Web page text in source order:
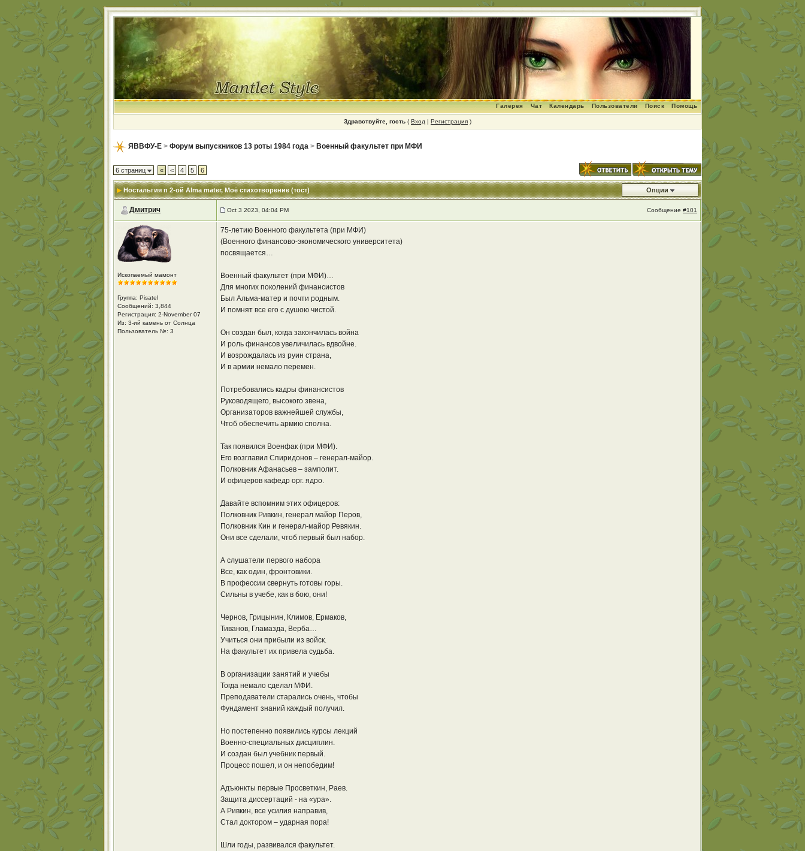
Помощь
Поиск
Пользователи
Календарь
Чат
Галерея
Здравствуйте, гость ( Вход | Регистрация )
ЯВВФУ-Е > Форум выпускников 13 роты 1984 года > Военный факультет при МФИ
6 страниц « < 4 5 6
Ностальгия п 2-ой Alma mater, Моё стихотворение (тост) Опции
Дмитрич Oct 3 2023, 04:04 PM Сообщение #101
Ископаемый мамонт
Группа: Pisatel
Сообщений: 3,844
Регистрация: 2-November 07
Из: 3-ий камень от Солнца
Пользователь №: 3
75-летию Военного факультета (при МФИ)
(Военного финансово-экономического университета)
посвящается…
Военный факультет (при МФИ)…
Для многих поколений финансистов
Был Альма-матер и почти родным.
И помнят все его с душою чистой.
Он создан был, когда закончилась война
И роль финансов увеличилась вдвойне.
И возрождалась из руин страна,
И в армии немало перемен.
Потребовались кадры финансистов
Руководящего, высокого звена,
Организаторов важнейшей службы,
Чтоб обеспечить армию сполна.
Так появился Военфак (при МФИ).
Его возглавил Спиридонов – генерал-майор.
Полковник Афанасьев – замполит.
И офицеров кафедр орг. ядро.
Давайте вспомним этих офицеров:
Полковник Ривкин, генерал майор Перов,
Полковник Кин и генерал-майор Ревякин.
Они все сделали, чтоб первый был набор.
А слушатели первого набора
Все, как один, фронтовики.
В профессии свернуть готовы горы.
Сильны в учебе, как в бою, они!
Чернов, Грицынин, Климов, Ермаков,
Тиванов, Гламазда, Верба…
Учиться они прибыли из войск.
На факультет их привела судьба.
В организации занятий и учебы
Тогда немало сделал МФИ.
Преподаватели старались очень, чтобы
Фундамент знаний каждый получил.
Но постепенно появились курсы лекций
Военно-специальных дисциплин.
И создан был учебник первый.
Процесс пошел, и он непобедим!
Адъюнкты первые Просветкин, Раев.
Защита диссертаций - на «ура».
А Ривкин, все усилия направив,
Стал доктором – ударная пора!
Шли годы, развивался факультет.